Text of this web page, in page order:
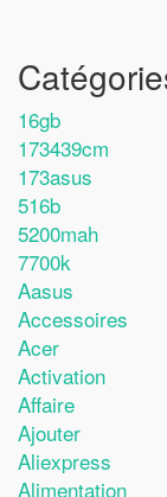
16gb
173439cm
173asus
516b
5200mah
7700k
Aasus
Accessoires
Acer
Activation
Affaire
Ajouter
Aliexpress
Alimentation